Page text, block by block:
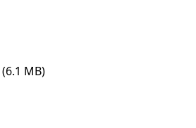
(6.1 MB)